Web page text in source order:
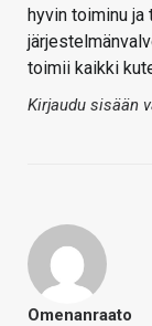
hyvin toiminu ja
toimii kaikki
Kirjaudu sisään
Omenanraato